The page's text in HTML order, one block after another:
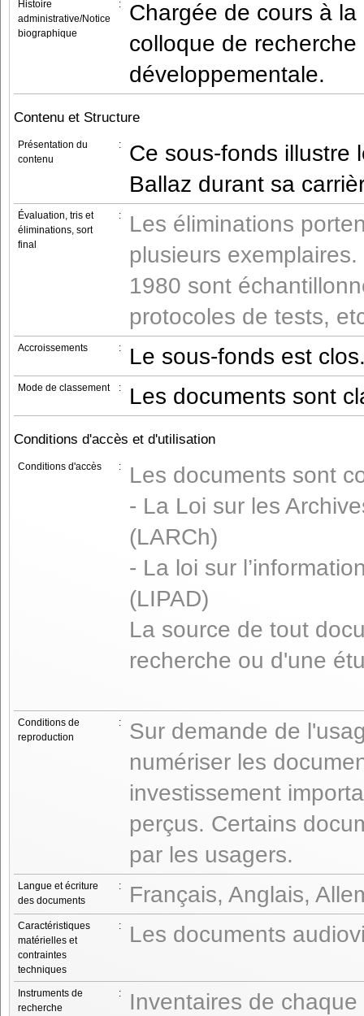
Histoire
administrative/Notice
biographique
:
Chargée de cours à
colloque de
développementale.
Contenu et Structure
Présentation du
contenu
:
Ce sous-fonds illustre
Ballaz durant sa
Évaluation, tris et
éliminations, sort
final
:
Les éliminations
plusieurs
1980 sont
protocoles de tests,
Accroissements : Le sous-fonds est
Mode de classement : Les documents sont
Conditions d'accès et d'utilisation
Conditions d'accès :
Les documents sont
- La Loi sur les
(LARCh)
- La loi sur
(LIPAD)
La source de tout
recherche ou d'une
Conditions de
reproduction
:
Sur demande de
numériser les
investissement
perçus. Certains
par les usagers.
Langue et écriture
des documents
: Français, Anglais,
Caractéristiques
matérielles et
contraintes
techniques
: Les documents
Instruments de
recherche
: Inventaires de